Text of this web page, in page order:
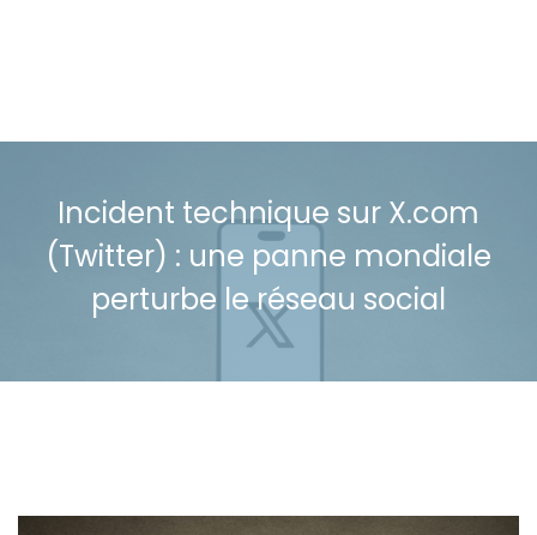
Incident technique sur X.com
(Twitter) : une panne mondiale
perturbe le réseau social